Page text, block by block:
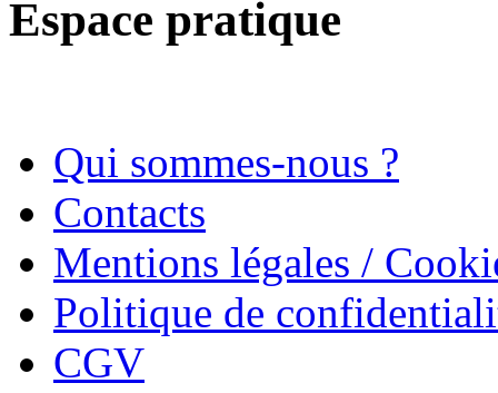
Espace pratique
Qui sommes-nous ?
Contacts
Mentions légales /
Politique de
CGV